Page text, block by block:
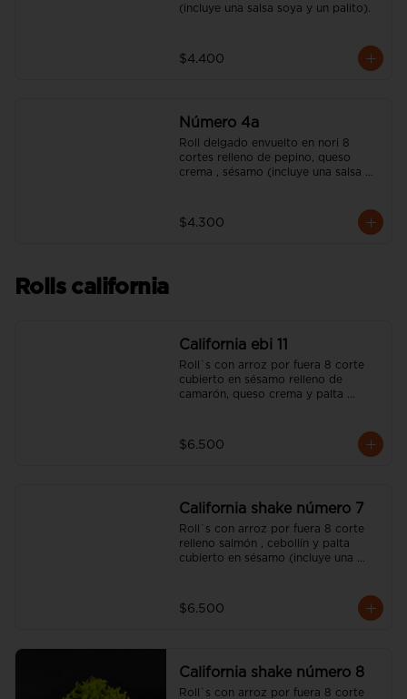
(incluye una salsa soya y un palito).
$4.400
Número 4a
Roll delgado envuelto en nori 8
cortes relleno de pepino, queso
crema , sésamo (incluye una salsa
$4.300
Rolls california
California ebi 11
Roll`s con arroz por fuera 8 corte
cubierto en sésamo relleno de
camarón, queso crema y palta
$6.500
California shake número 7
Roll`s con arroz por fuera 8 corte
relleno salmón , cebollín y palta
cubierto en sésamo (incluye una
$6.500
California shake número 8
Roll`s con arroz por fuera 8 corte